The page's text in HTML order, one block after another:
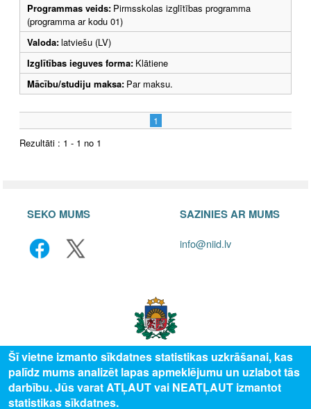
Programmas veids: Pirmsskolas izglītības programma
(programma ar kodu 01)
Valoda:latviešu (LV)
Izglītības ieguves forma: Klātiene
Mācību/studiju maksa: Par maksu.
1
Rezultāti : 1 - 1 no 1
SEKO MUMS SAZINIES AR MUMS
info@niid.lv
© 2025 Valsts izglītības attīstības aģentūra, publicētā satura visas tiesības
Šī vietne izmanto sīkdatnes statistikas uzkrāšanai, kas
palīdz mums analizēt lapas apmeklējumu un uzlabot tās
darbību. Jūs varat ATĻAUT vai NEATĻAUT izmantot
statistikas sīkdatnes.